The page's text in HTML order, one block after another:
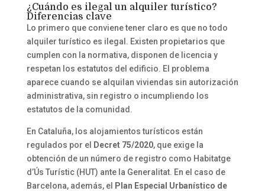
¿Cuándo es ilegal un alquiler turístico?
Diferencias clave
Lo primero que conviene tener claro es que no todo
alquiler turístico es ilegal. Existen propietarios que
cumplen con la normativa, disponen de licencia y
respetan los estatutos del edificio. El problema
aparece cuando se alquilan viviendas sin autorización
administrativa, sin registro o incumpliendo los
estatutos de la comunidad.
En Cataluña, los alojamientos turísticos están
regulados por el
Decret 75/2020, que exige la
obtención de un número de registro como Habitatge
d’Ús Turístic (HUT) ante la Generalitat. En el caso de
Barcelona, además, el
Plan Especial Urbanístico de